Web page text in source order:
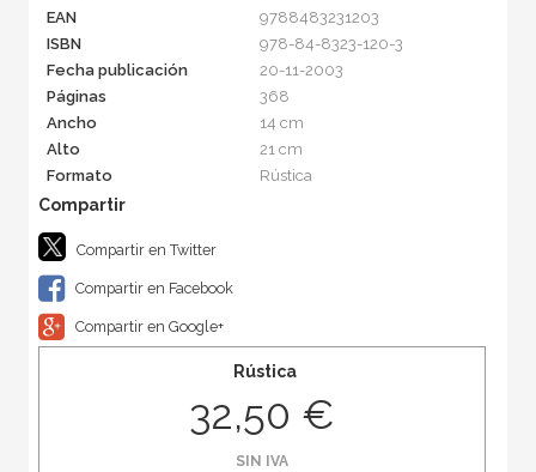
EAN
9788483231203
ISBN
978-84-8323-120-3
Fecha publicación
20-11-2003
Páginas
368
Ancho
14 cm
Alto
21 cm
Formato
Rústica
Compartir en Twitter
Compartir en Facebook
Compartir en Google+
Rústica
32,50 €
SIN IVA